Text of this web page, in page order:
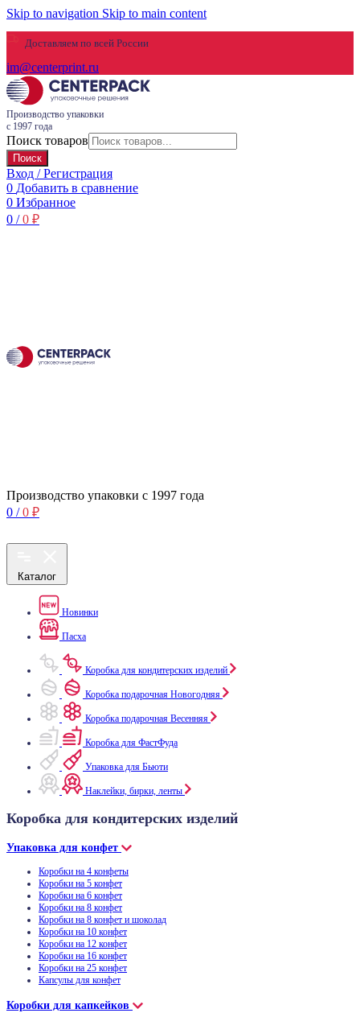
Skip to navigation Skip to main content
Доставляем по всей России
im@centerprint.ru
Производство упаковки
с 1997 года
Поиск товаров
Поиск
Вход / Регистрация
0 Добавить в сравнение
0 Избранное
0 / 0 ₽
Производство упаковки с 1997 года
0 / 0 ₽
Каталог
Новинки
Пасха
Коробка для кондитерских изделий
Коробка подарочная Новогодняя
Коробка подарочная Весенняя
Коробка для ФастФуда
Упаковка для Бьюти
Наклейки, бирки, ленты
Коробка для кондитерских изделий
Упаковка для конфет
Коробки на 4 конфеты
Коробки на 5 конфет
Коробки на 6 конфет
Коробки на 8 конфет
Коробки на 8 конфет и шоколад
Коробки на 10 конфет
Коробки на 12 конфет
Коробки на 16 конфет
Коробки на 25 конфет
Капсулы для конфет
Коробки для капкейков